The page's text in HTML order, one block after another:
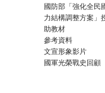
國防部「強化全民
力結構調整方案」
助教材
參考資料
文宣形象影片
國軍光榮戰史回顧